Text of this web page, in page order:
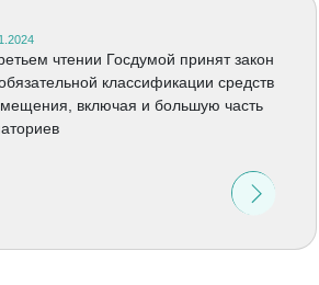
чтении Госдумой принят закон
классификации средств
включая и большую часть